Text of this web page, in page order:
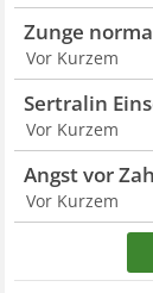
Zunge
Vor Kurzem
Sertralin
Vor Kurzem
Angst vor
Vor Kurzem